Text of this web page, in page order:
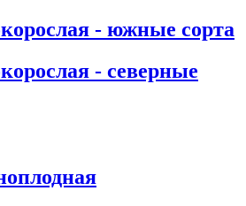
- южные сорта
- северные